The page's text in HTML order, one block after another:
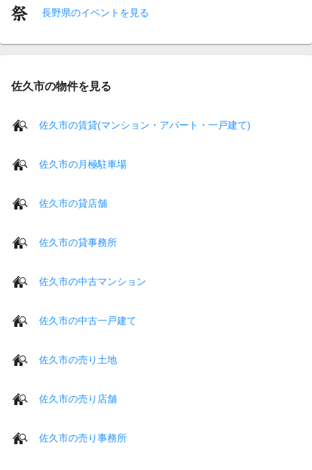
長野県のイベントを見る
佐久市の物件を見る
佐久市の賃貸(マンション・アパート・一戸建て)
佐久市の月極駐車場
佐久市の貸店舗
佐久市の貸事務所
佐久市の中古マンション
佐久市の中古一戸建て
佐久市の売り土地
佐久市の売り店舗
佐久市の売り事務所